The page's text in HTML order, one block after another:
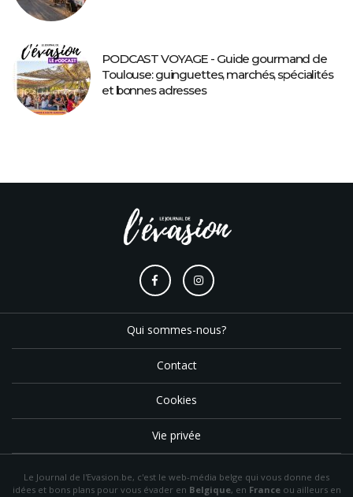
PODCAST VOYAGE - Guide gourmand de
Toulouse: guinguettes, marchés, spécialités
et bonnes adresses
Qui sommes-nous?
Contact
Cookies
Vie privée
Le Journal de l'Evasion.be, c'est le web-média belge qui vous donne des
idées et bons plans pour vous évader en Belgique, en Franceou ailleurs en